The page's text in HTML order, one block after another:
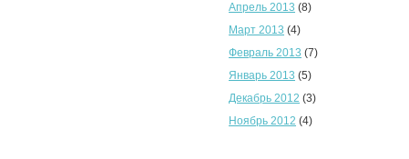
Апрель 2013 (8)
Март 2013 (4)
Февраль 2013 (7)
Январь 2013 (5)
Декабрь 2012 (3)
Ноябрь 2012 (4)